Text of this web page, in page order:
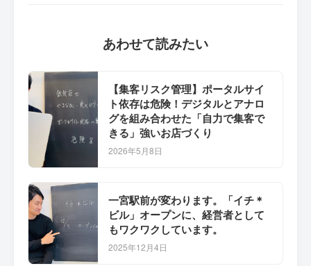
あわせて読みたい
【集客リスク管理】ポータルサイ
ト依存は危険！デジタルとアナロ
グを組み合わせた「自力で集客で
きる」強いお店づくり
2026年5月8日
一宮駅前が変わります。「イチ＊
ビル」オープンに、経営者として
もワクワクしています。
2025年12月4日